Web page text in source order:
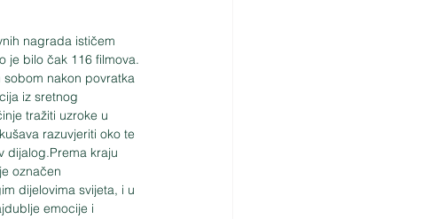
nagrada ističem
je bilo čak 116 filmova.
iz sretnog
tražiti uzroke u
razuvjeriti oko te
dijalog.Prema kraju
označen
dijelovima svijeta, i u
emocije i